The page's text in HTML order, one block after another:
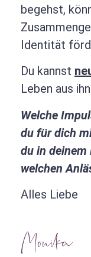
begehst,
Identität
Du kannst
Leben aus
Welche
du für dich
du in deinem
welchen
Alles Liebe
Monika